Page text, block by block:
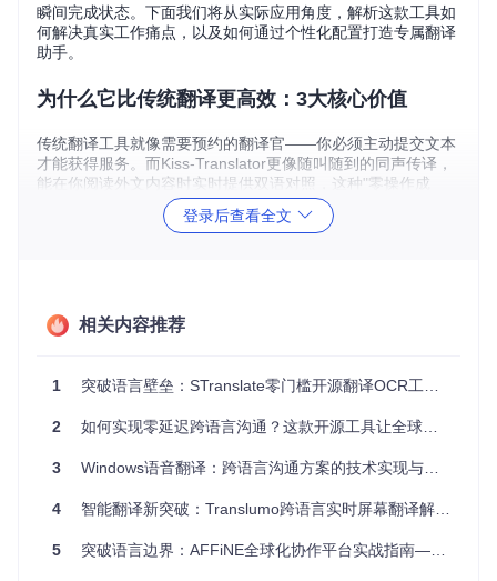
瞬间完成状态。下面我们将从实际应用角度，解析这款工具如
何解决真实工作痛点，以及如何通过个性化配置打造专属翻译
助手。
为什么它比传统翻译更高效：3大核心价值
传统翻译工具就像需要预约的翻译官——你必须主动提交文本
才能获得服务。而Kiss-Translator更像随叫随到的同声传译，
能在你阅读外文内容时实时提供双语对照，这种"零操作成
本"的体验源自三大技术突破：
志时，自动为你划出重点段落并提供注释，让注意力始终集中
在有价值的信息上。
Shadow DOM隔离渲染技术解决了传统翻译工具破坏页面布
局的问题。就像在原页面上覆盖一层透明的翻译膜，既保留原
文排版又叠加翻译结果，实现"所见即所译"的无缝体验。这种
技术通过关键功能模块：[src/injectors/shadowroot.js]实现，
确保翻译内容与原页面样式和谐共存。
会根据文本类型（技术文档/新闻/邮件）自动选择最优翻译引
术文档优先使用DeepL保证专业术语准确性，日常文本则采用
登录后查看全文
相关内容推荐
1 突破语言壁垒：STranslate零门槛开源翻译OCR工具全解析
2 如何实现零延迟跨语言沟通？这款开源工具让全球协作效率提升300%
3 Windows语音翻译：跨语言沟通方案的技术实现与应用指南
4 智能翻译新突破：Translumo跨语言实时屏幕翻译解决方案
5 突破语言边界：AFFiNE全球化协作平台实战指南——构建无缝跨文化团队知识共享体系